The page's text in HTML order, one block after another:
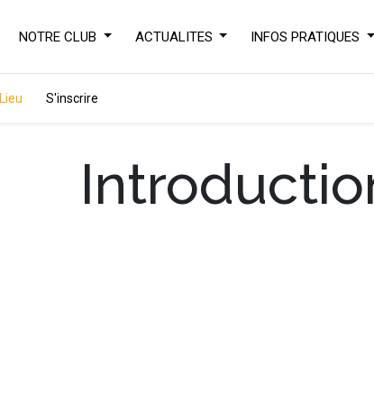
NOTRE CLUB ACTUALITES INFOS PRATIQUES
Lieu S'inscrire